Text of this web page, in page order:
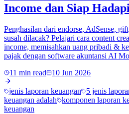
Income dan Siap
Penghasilan dari endorse, AdSense,
susah dilacak? Pelajari cara content
income, memisahkan uang pribadi &
pajak dengan software akuntansi AI
11 min read
10 Jun 2026
jenis laporan keuangan 5 jenis
keuangan adalah
komponen laporan
keuangan